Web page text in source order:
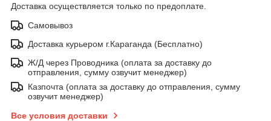
Доставка осуществляется только по предоплате.
Самовывоз
Доставка курьером г.Караганда (Бесплатно)
Ж/Д через Проводника (оплата за доставку до
отправления, сумму озвучит менеджер)
Казпочта (оплата за доставку до отправления, сумму
озвучит менеджер)
Все условия доставки